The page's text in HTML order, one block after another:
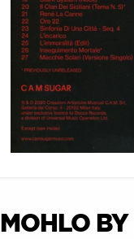
MOHLO